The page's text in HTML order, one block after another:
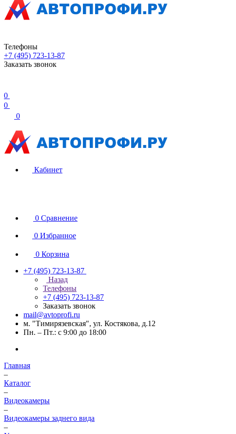
Телефоны
+7 (495) 723-13-87
Заказать звонок
0
0
0
Кабинет
0 Сравнение
0 Избранное
0 Корзина
+7 (495) 723-13-87
Назад
Телефоны
+7 (495) 723-13-87
Заказать звонок
mail@avtoprofi.ru
м. "Тимирязевская", ул. Костякова, д.12
Пн. – Пт.: с 9:00 до 18:00
Главная
–
Каталог
–
Видеокамеры
–
Видеокамеры заднего вида
–